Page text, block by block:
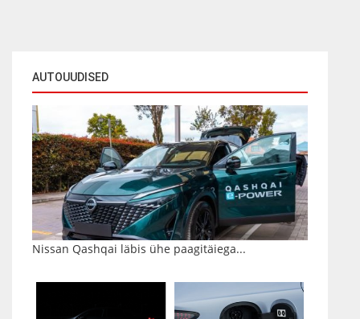
AUTOUUDISED
Nissan Qashqai läbis ühe paagitäiega...